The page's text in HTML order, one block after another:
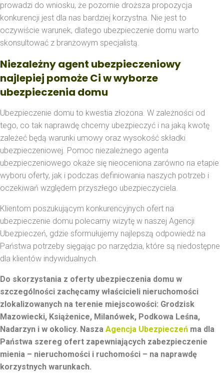
prowadzi do wniosku, że pozornie droższa propozycja
konkurencji jest dla nas bardziej korzystna. Nie jest to
oczywiście warunek, dlatego ubezpieczenie domu warto
skonsultować z branżowym specjalistą.
Niezależny agent ubezpieczeniowy
najlepiej pomoże Ci w wyborze
ubezpieczenia domu
Ubezpieczenie domu to kwestia złożona. W zależności od
tego, co tak naprawdę chcemy ubezpieczyć i na jaką kwotę
zależeć będą warunki umowy oraz wysokość składki
ubezpieczeniowej. Pomoc niezależnego agenta
ubezpieczeniowego okaże się nieoceniona zarówno na etapie
wyboru oferty, jak i podczas definiowania naszych potrzeb i
oczekiwań względem przyszłego ubezpieczyciela.
Klientom poszukującym konkurencyjnych ofert na
ubezpieczenie domu polecamy wizytę w naszej Agencji
Ubezpieczeń, gdzie sformułujemy najlepszą odpowiedź na
Państwa potrzeby sięgając po narzędzia, które są niedostępne
dla klientów indywidualnych.
Do skorzystania z oferty ubezpieczenia domu w
szczególności zachęcamy właścicieli nieruchomości
zlokalizowanych na terenie miejscowości: Grodzisk
Mazowiecki, Książenice, Milanówek, Podkowa Leśna,
Nadarzyn i w okolicy. Nasza Agencja Ubezpieczeń ma dla
Państwa szereg ofert zapewniających zabezpieczenie
mienia – nieruchomości i ruchomości – na naprawdę
korzystnych warunkach.